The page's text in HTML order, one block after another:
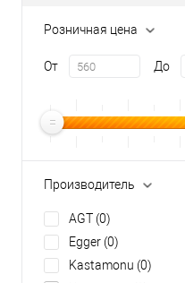
Розничная цена
От До
Производитель
AGT (0)
Egger (0)
Kastamonu (0)